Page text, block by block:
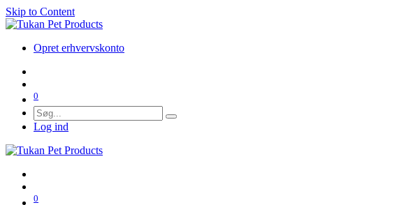
Skip to Content
Opret erhvervskonto
0
Log ind
0